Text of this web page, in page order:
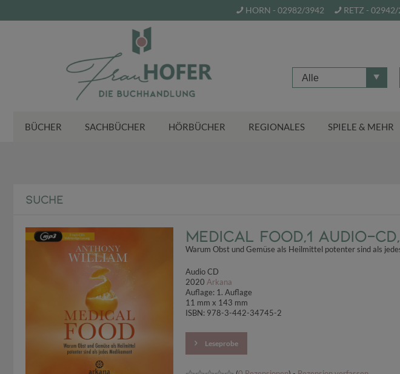
HORN - 02982/3942 RETZ -
Alle
BÜCHER SACHBÜCHER HÖRBÜCHER REGIONALES SPIELE & MEHR
SUCHE
Medical Food,1 Audio-CD,
Warum Obst und Gemüse als Heilmittel potenter sind als
Audio CD
2020 Arkana
Auflage: 1. Auflage
11 mm x 143 mm
ISBN: 978-3-442-34745-2
Leseprobe